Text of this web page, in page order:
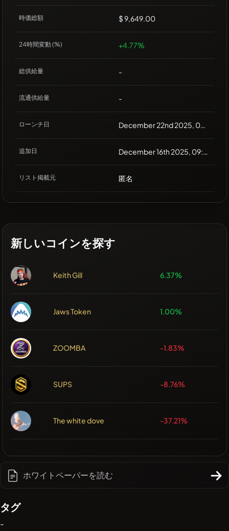
時価総額 $ 9,649.00
24時間変動 (%) +4.77%
総供給量 -
流通供給量 -
ローンチ日 December 22nd 2025, 00:00
追加日 December 16th 2025, 09:30
リスト掲載元 匿名
新しいコインを探す
Keith Gill 6.37%
Jaws Token 1.00%
ZOOMBA -1.83%
SUPS -8.76%
The white dove -37.21%
ホワイトペーパーを読む
タグ
-